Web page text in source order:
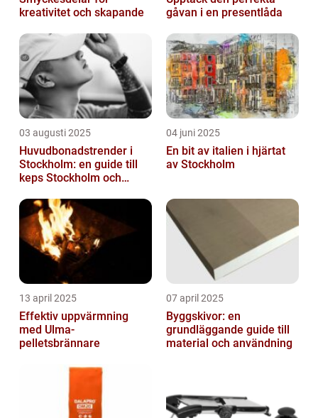
kreativitet och skapande
gåvan i en presentlåda
03 augusti 2025
Huvudbonadstrender i
Stockholm: en guide till
keps Stockholm och
04 juni 2025
En bit av italien i hjärtat
av Stockholm
13 april 2025
Effektiv uppvärmning
med Ulma-
pelletsbrännare
07 april 2025
Byggskivor: en
grundläggande guide till
material och användning